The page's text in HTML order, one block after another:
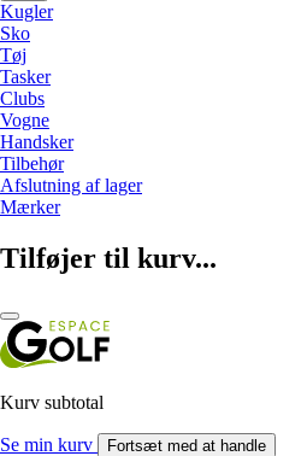
Kugler
Sko
Tøj
Tasker
Clubs
Vogne
Handsker
Tilbehør
Afslutning af lager
Mærker
Tilføjer til kurv...
Kurv subtotal
Se min kurv Fortsæt med at handle